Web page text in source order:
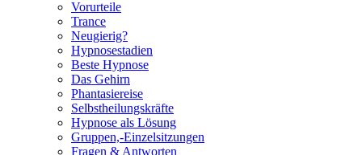
Vorurteile
Trance
Neugierig?
Hypnosestadien
Beste Hypnose
Das Gehirn
Phantasiereise
Selbstheilungskräfte
Hypnose als Lösung
Gruppen,-Einzelsitzungen
Fragen & Antworten